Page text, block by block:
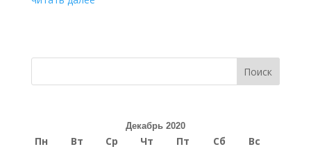
Поиск
Декабрь 2020
Пн Вт Ср Чт Пт Сб
Вс